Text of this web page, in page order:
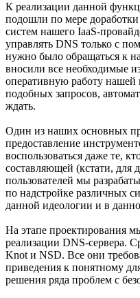
К реализации данной
подошли по мере
систем нашего IaaS-
управлять DNS только с
нужно было обращаться к
вносили все необходимые
оперативную работу
подобных запросов,
ждать.
Один из наших основных
предоставление
воспользоваться даже те,
составляющей (кстати, для
пользователей мы
по надстройке различных
данной идеологии и в
На этапе проектирования
реализации DNS-сервера.
Knot и NSD. Все они
приведения к понятному
решения ряда проблем с